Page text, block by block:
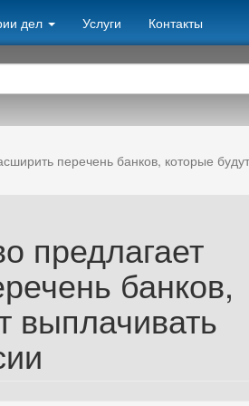
дел Услуги Контакты
перечень банков, которые будут
предлагает
банков,
выплачивать